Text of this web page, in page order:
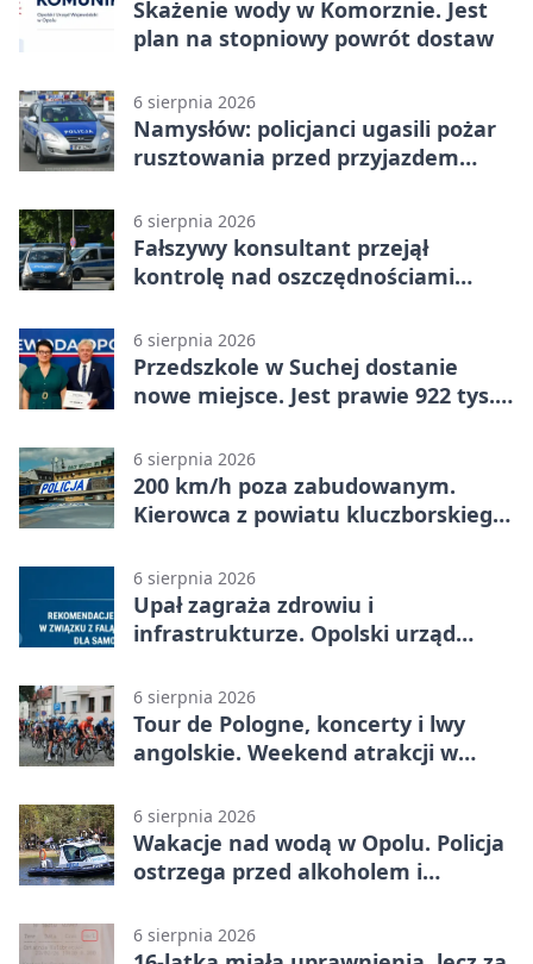
Skażenie wody w Komorznie. Jest
plan na stopniowy powrót dostaw
6 sierpnia 2026
Namysłów: policjanci ugasili pożar
rusztowania przed przyjazdem
6 sierpnia 2026
Fałszywy konsultant przejął
kontrolę nad oszczędnościami
6 sierpnia 2026
Przedszkole w Suchej dostanie
nowe miejsce. Jest prawie 922 tys.
6 sierpnia 2026
200 km/h poza zabudowanym.
Kierowca z powiatu kluczborskiego
6 sierpnia 2026
Upał zagraża zdrowiu i
infrastrukturze. Opolski urząd
6 sierpnia 2026
Tour de Pologne, koncerty i lwy
angolskie. Weekend atrakcji w
6 sierpnia 2026
Wakacje nad wodą w Opolu. Policja
ostrzega przed alkoholem i
6 sierpnia 2026